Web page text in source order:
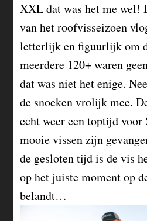
XXL dat was het me wel!
van het roofvisseizoen
letterlijk en figuurlijk om
meerdere 120+ waren
dat was niet het enige.
de snoeken vrolijk mee.
echt weer een toptijd voor
mooie vissen zijn
de gesloten tijd is de vis
op het juiste moment op
belandt…